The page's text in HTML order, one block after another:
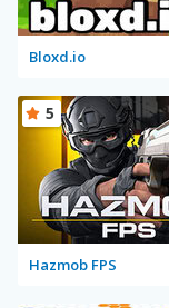
Bloxd.io
Hazmob FPS
5